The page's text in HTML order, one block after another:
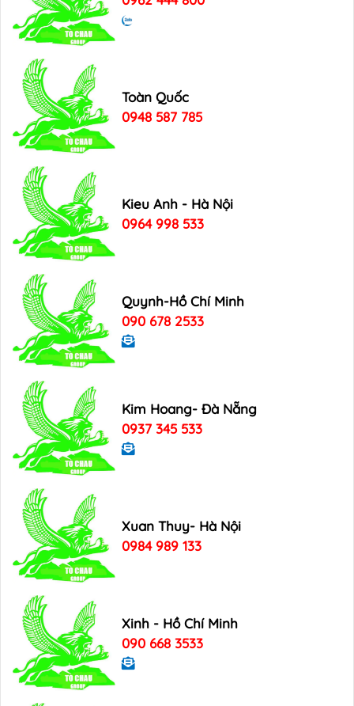
Toàn Quốc
0948 587 785
Kieu Anh - Hà Nội
0964 998 533
Quynh-Hồ Chí Minh
090 678 2533
Kim Hoang- Đà Nẵng
0937 345 533
Xuan Thuy- Hà Nội
0984 989 133
Xinh - Hồ Chí Minh
090 668 3533